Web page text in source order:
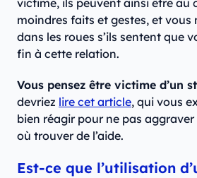
victime, ils peuvent ainsi être au
moindres faits et gestes, et vous
dans les roues s’ils sentent que
fin à cette relation.
Vous pensez être victime d’un
devriez lire cet article, qui vous
bien réagir pour ne pas
où trouver de l’aide.
Est-ce que l’utilisation